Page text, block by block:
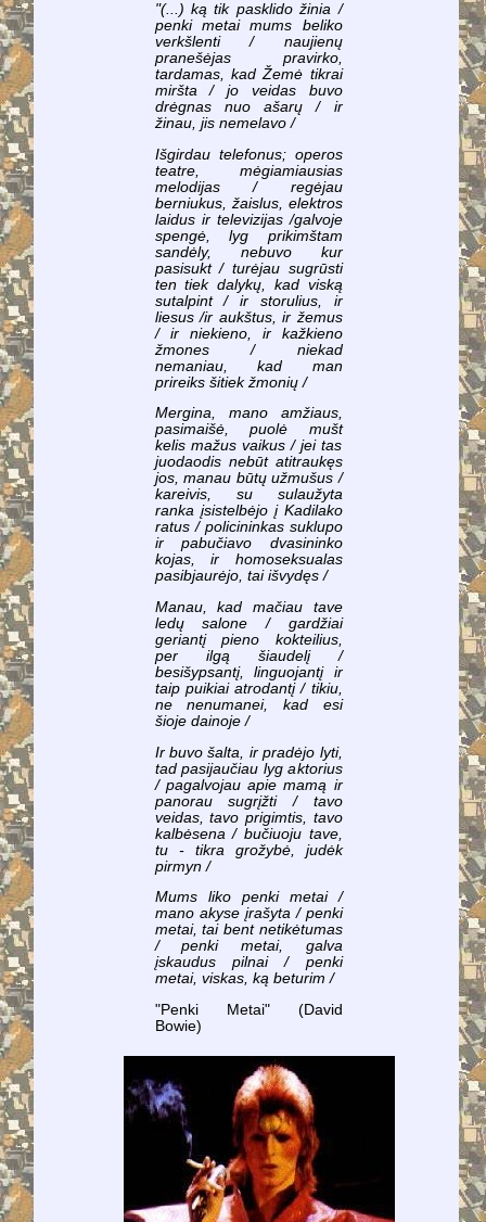
"(...) ką tik pasklido žinia /
penki metai mums beliko
verkšlenti / naujienų
pranešėjas pravirko,
tardamas, kad Žemė tikrai
miršta / jo veidas buvo
drėgnas nuo ašarų / ir
žinau, jis nemelavo /
Išgirdau telefonus; operos
teatre, mėgiamiausias
melodijas / regėjau
berniukus, žaislus, elektros
laidus ir televizijas /galvoje
spengė, lyg prikimštam
sandėly, nebuvo kur
pasisukt / turėjau sugrūsti
ten tiek dalykų, kad viską
sutalpint / ir storulius, ir
liesus /ir aukštus, ir žemus
/ ir niekieno, ir kažkieno
žmones / niekad
nemaniau, kad man
prireiks šitiek žmonių /
Mergina, mano amžiaus,
pasimaišė, puolė mušt
kelis mažus vaikus / jei tas
juodaodis nebūt atitraukęs
jos, manau būtų užmušus /
kareivis, su sulaužyta
ranka įsistelbėjo į Kadilako
ratus / policininkas suklupo
ir pabučiavo dvasininko
kojas, ir homoseksualas
pasibjaurėjo, tai išvydęs /
Manau, kad mačiau tave
ledų salone / gardžiai
geriantį pieno kokteilius,
per ilgą šiaudelį /
besišypsantį, linguojantį ir
taip puikiai atrodantį / tikiu,
ne nenumanei, kad esi
šioje dainoje /
Ir buvo šalta, ir pradėjo lyti,
tad pasijaučiau lyg aktorius
/ pagalvojau apie mamą ir
panorau sugrįžti / tavo
veidas, tavo prigimtis, tavo
kalbėsena / bučiuoju tave,
tu - tikra grožybė, judėk
pirmyn /
Mums liko penki metai /
mano akyse įrašyta / penki
metai, tai bent netikėtumas
/ penki metai, galva
įskaudus pilnai / penki
metai, viskas, ką beturim /
"Penki Metai" (David
Bowie)